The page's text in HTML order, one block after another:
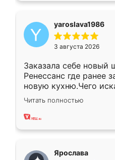
yaroslava1986
3 августа 2026
Заказала себе новый
Ренессанс где ранее
новую кухню.Чего
вполне довольна.
два года, нареканий
Читать полностью
Ярослава